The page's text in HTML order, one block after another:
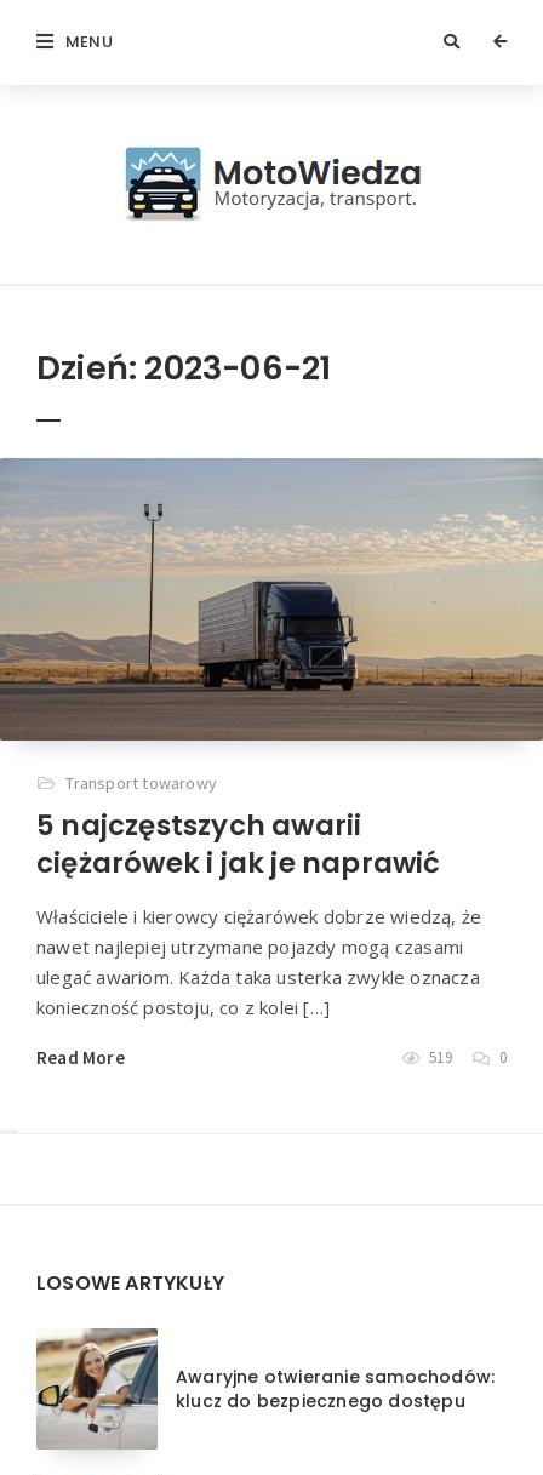
MENU
Dzień: 2023-06-21
Transport towarowy
5 najczęstszych awarii
ciężarówek i jak je naprawić
Właściciele i kierowcy ciężarówek dobrze wiedzą, że
nawet najlepiej utrzymane pojazdy mogą czasami
ulegać awariom. Każda taka usterka zwykle oznacza
konieczność postoju, co z kolei […]
Read More 519 0
LOSOWE ARTYKUŁY
Awaryjne otwieranie samochodów:
klucz do bezpiecznego dostępu